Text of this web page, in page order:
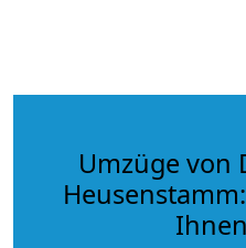
Umzüge von